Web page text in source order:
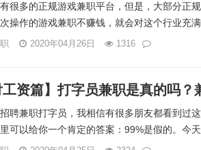
很多的正规游戏兼职平台，但是，大部分正
操作的游戏兼职不赚钱，就会对这个行业充满
2020年04月26日 1316
工资篇】打字员兼职是真的吗
聘兼职打字员，我相信有很多朋友都看到过
可以给你一个肯定的答案：99%是假的。今